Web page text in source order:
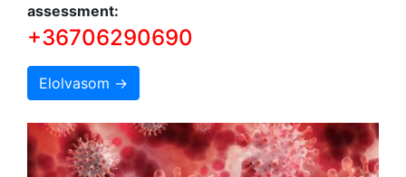
assessment:
+36706290690
Elolvasom →